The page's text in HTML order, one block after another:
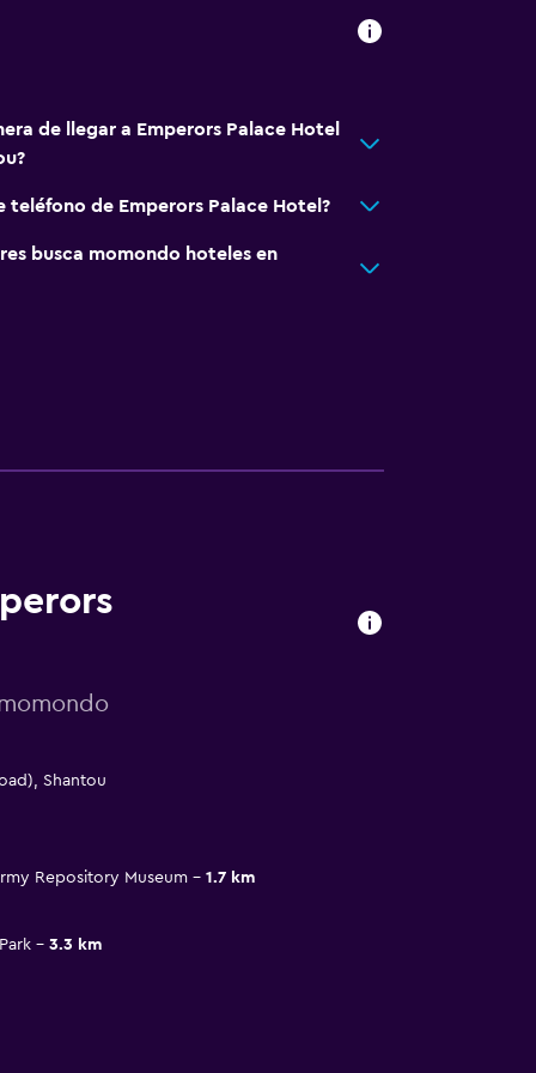
de llegar a Emperors Palace Hotel
teléfono de Emperors Palace Hotel?
busca momondo hoteles en
Shantou
Repository Museum
1.7 km
3.3 km